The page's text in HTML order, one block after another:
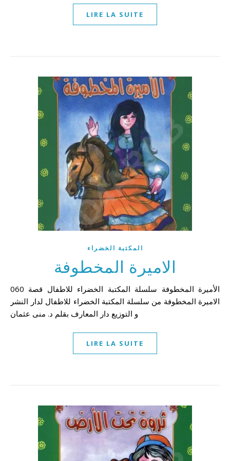
LIRE LA SUITE
المكتبة الخضراء
الاميرة المخطوفة
060 الأميرة المخطوفة سلسلة المكتبة الخضراء للاطفال قصة
الاميرة المخطوفة من سلسلة المكتبة الخضراء للاطفال لدار النشر
LIRE LA SUITE